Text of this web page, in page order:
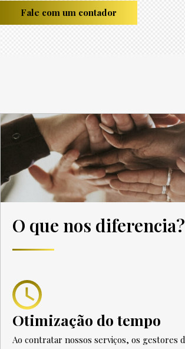
Fale com um contador
O que nos diferencia?
Otimização do tempo
Ao contratar nossos serviços, os gestores